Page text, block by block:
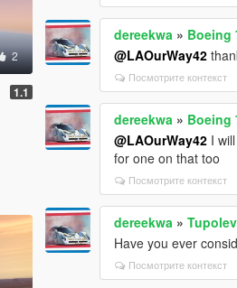
2
1.1
dereekwa » Boeing
@LAOurWay42
Посмотрите контекст
dereekwa » Boeing
@LAOurWay42 I
for one on that too
Посмотрите контекст
dereekwa »
Have you ever
Посмотрите контекст